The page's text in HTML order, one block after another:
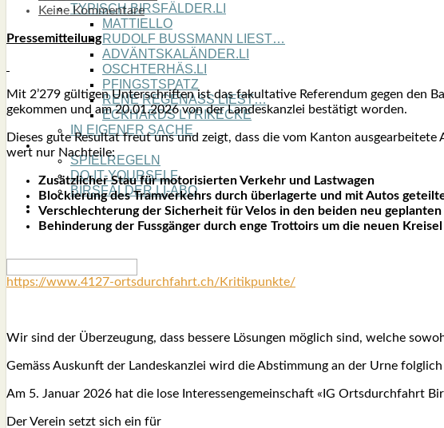
TYPISCH BIRSFÄLDER.LI
MATTIELLO
RUDOLF BUSS­MANN LIEST…
ADVÄNTSKALÄNDER.LI
OSCHTERHÄS.LI
PFINGST­SPATZ
RENÉ REGEN­ASS LIEST…
ECK­HARDS LYRIK­ECKE
IN EIGE­NER SACHE
SO GOOT’S
SPIEL­RE­GELN
DO-IT-YOUR­S­ELF
BIRSFÄLDER.LI-ABO
SHOUT­BOX
Keine Kommentare
Pres­se­mit­tei­lung
Mit 2’279 gül­ti­gen Unter­schrif­ten ist das fakul­ta­ti­ve Refe­ren­dum gegen den
gekom­men und am 20.01.2026 von der Lan­des­kanz­lei bestä­tigt wor­den.
Die­ses gute Resul­tat freut uns und zeigt, dass die vom Kan­ton
wert nur Nach­tei­le:
Zusätz­li­cher Stau für moto­ri­sier­ten Ver­kehr und Last­wa­gen
Blo­ckie­rung des Tram­ver­kehrs durch über­la­ger­te und mit Autos
Ver­schlech­te­rung der Sicher­heit für Velos in den bei­den neu
Behin­de­rung der Fuss­gän­ger durch enge Trot­toirs um die neu­en Krei­sel
https://www.4127-ortsdurchfahrt.ch/Kritikpunkte/
Wir sind der Über­zeu­gung, dass bes­se­re Lösun­gen mög­lich sind, wel­che
Gemäss Aus­kunft der Lan­des­kanz­lei wird die Abstim­mung an der Urne
Am 5. Janu­ar 2026 hat die lose Inter­es­sen­ge­mein­schaft «IG Orts­durch­fahrt
Der Ver­ein setzt sich ein für